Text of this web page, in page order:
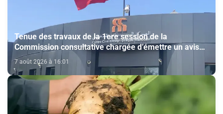
Tenue des travaux de la 1ere session de la
Commission consultative chargée d’émettre un avis
sur la délivrance de la carte du professionnel du
cinéma (CCM)
7 août 2026 à 16:01